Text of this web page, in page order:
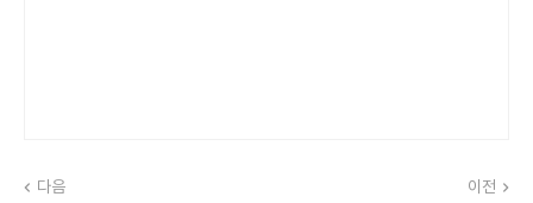
다음 이전